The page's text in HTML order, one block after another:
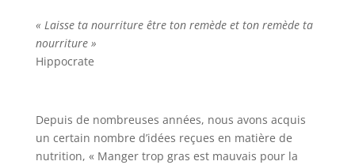
« Laisse ta nourriture être ton remède et ton remède ta
nourriture »
Hippocrate
Depuis de nombreuses années, nous avons acquis
un certain nombre d’idées reçues en matière de
nutrition, « Manger trop gras est mauvais pour la